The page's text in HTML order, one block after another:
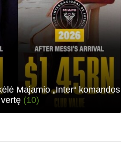
Majamio „Inter“ komandos
vertę (10)